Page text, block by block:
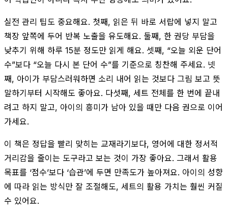
실전 관리 팁도 중요해요. 첫째, 읽은 뒤 바로 서랍에 넣지 말고
책장 앞쪽에 두어 반복 노출을 유도해요. 둘째, 한 권당 부담을
낮추기 위해 하루 15분 정도만 읽게 해요. 셋째, “오늘 외운 단어
수”보다 “오늘 다시 본 단어 수”를 기준으로 칭찬해 주세요. 넷
째, 아이가 부담스러워하면 소리 내어 읽는 것보다 그림 보고 뜻
말하기부터 시작해도 좋아요. 다섯째, 세트 전체를 한 번에 끝내
려고 하지 말고, 아이의 흥미가 남아 있을 때만 다음 권으로 이어
가세요.
이 책은 정답을 빨리 맞히는 교재라기보다, 영어에 대한 정서적
거리감을 줄이는 도구라고 보는 것이 가장 좋아요. 그래서 활용
목표를 ‘점수’보다 ‘습관’에 두면 만족도가 높아져요. 아이의 성향
에 따라 읽는 방식만 잘 조절해도, 세트의 활용 가치는 훨씬 커질
수 있어요.